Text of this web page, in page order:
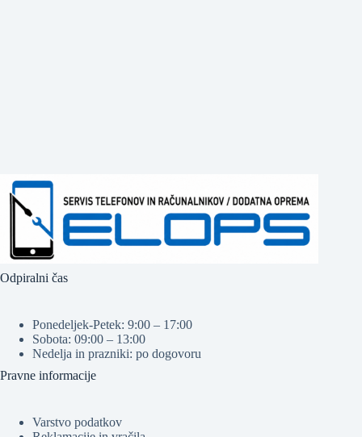
Odpiralni čas
Ponedeljek-Petek: 9:00 – 17:00
Sobota: 09:00 – 13:00
Nedelja in prazniki: po dogovoru
Pravne informacije
Varstvo podatkov